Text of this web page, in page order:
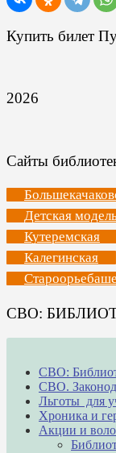
Купить билет
2026
Сайты
Детская
Кутеремская
Калегинская
СВО:
СВО:
СВО.
Льготы для
Хроника и
Акции и